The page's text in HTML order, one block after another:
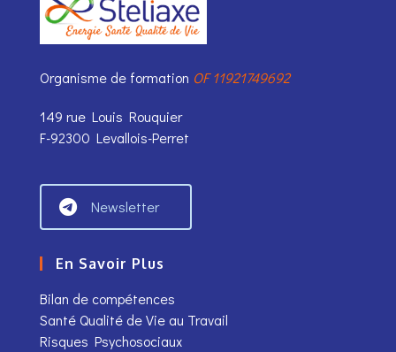
Organisme de formation OF 11921749692
149 rue Louis Rouquier
F-92300 Levallois-Perret
Newsletter
En Savoir Plus
Bilan de compétences
Santé Qualité de Vie au Travail
Risques Psychosociaux